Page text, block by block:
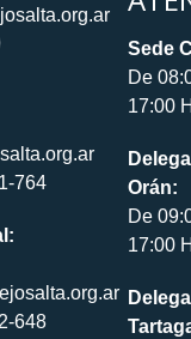
764
648
Sede
De
17:00
Orán:
De
17:00